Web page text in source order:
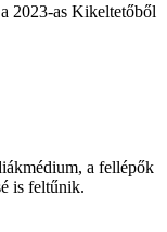
2023-as Kikeltetőből
a fellépők
is feltűnik.